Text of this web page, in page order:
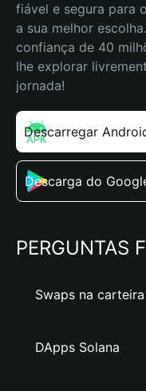
fiável e segura para
a sua melhor
confiança de 40
lhe explorar
jornada!
Descarregar
Descarga do
PERGUNTAS
Swaps na
DApps Solana